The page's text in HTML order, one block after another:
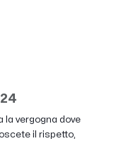
la vergogna dove
il rispetto,